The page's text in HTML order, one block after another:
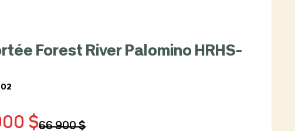
Forest River Palomino HRHS-
66 900 $
$